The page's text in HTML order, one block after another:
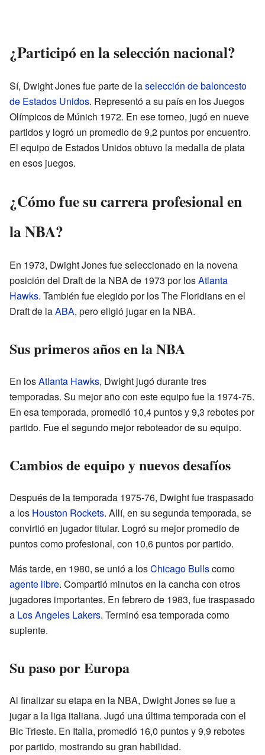
¿Participó en la selección nacional?
Sí, Dwight Jones fue parte de laselección de baloncesto
de Estados Unidos. Representó a su país en los Juegos
Olímpicos de Múnich 1972. En ese torneo, jugó en nueve
partidos y logró un promedio de 9,2 puntos por encuentro.
El equipo de Estados Unidos obtuvo la medalla de plata
en esos juegos.
¿Cómo fue su carrera profesional en
la NBA?
En 1973, Dwight Jones fue seleccionado en la novena
posición del Draft de la NBA de 1973 por losAtlanta
Hawks. También fue elegido por los The Floridians en el
Draft de laABA, pero eligió jugar en la NBA.
Sus primeros años en la NBA
En losAtlanta Hawks, Dwight jugó durante tres
temporadas. Su mejor año con este equipo fue la 1974-75.
En esa temporada, promedió 10,4 puntos y 9,3 rebotes por
partido. Fue el segundo mejor reboteador de su equipo.
Cambios de equipo y nuevos desafíos
Después de la temporada 1975-76, Dwight fue traspasado
a los Houston Rockets. Allí, en su segunda temporada, se
convirtió en jugador titular. Logró su mejor promedio de
puntos como profesional, con 10,6 puntos por partido.
Más tarde, en 1980, se unió a losChicago Bullscomo
agente libre. Compartió minutos en la cancha con otros
jugadores importantes. En febrero de 1983, fue traspasado
a Los Angeles Lakers. Terminó esa temporada como
suplente.
Su paso por Europa
Al finalizar su etapa en la NBA, Dwight Jones se fue a
jugar a la liga italiana. Jugó una última temporada con el
Bic Trieste. En Italia, promedió 16,0 puntos y 9,9 rebotes
por partido, mostrando su gran habilidad.